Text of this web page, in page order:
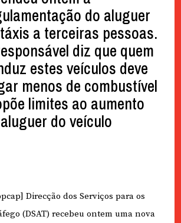
do aluguer
a terceiras pessoas.
diz que quem
estes veículos deve
menos de combustível
limites ao aumento
do veículo
Direcção dos Serviços para os
(DSAT) recebeu ontem uma nova